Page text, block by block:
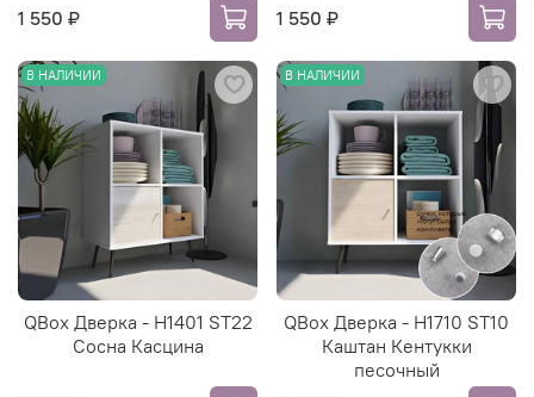
1 550 ₽
1 550 ₽
В НАЛИЧИИ
QBox Дверка - H1401 ST22
Сосна Касцина
В НАЛИЧИИ
QBox Дверка - H1710 ST10
Каштан Кентукки
песочный